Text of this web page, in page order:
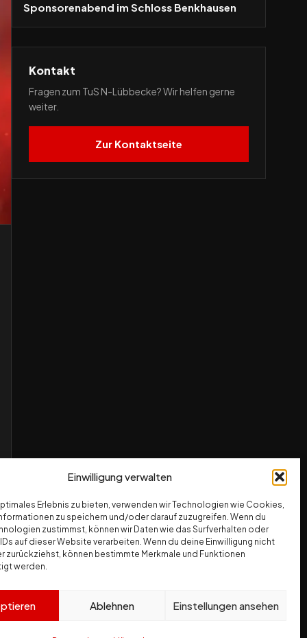
Einwilligung verwalten
Erlebnis zu bieten, verwenden wir Technologien wie Cookies,
zu speichern und/oder darauf zuzugreifen. Wenn du
zustimmst, können wir Daten wie das Surfverhalten oder
auf dieser Website verarbeiten. Wenn du deine Einwilligung nicht
zurückziehst, können bestimmte Merkmale und Funktionen
werden.
Ablehnen Einstellungen ansehen
Sponsorenabend im Schloss Benkhausen
Kontakt
Fragen zum TuS N-Lübbecke? Wir helfen gerne
weiter.
Zur Kontaktseite